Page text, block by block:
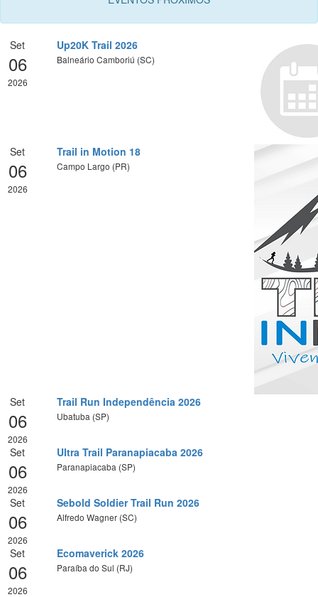
Set
06
2026
Up20K Trail 2026
Balneário Camboriú (SC)
Set
06
2026
Trail in Motion 18
Campo Largo (PR)
Set
06
2026
Trail Run Independência 2026
Ubatuba (SP)
Set
06
2026
Ultra Trail Paranapiacaba 2026
Paranapiacaba (SP)
Set
06
2026
Sebold Soldier Trail Run 2026
Alfredo Wagner (SC)
Set
06
2026
Ecomaverick 2026
Paraíba do Sul (RJ)